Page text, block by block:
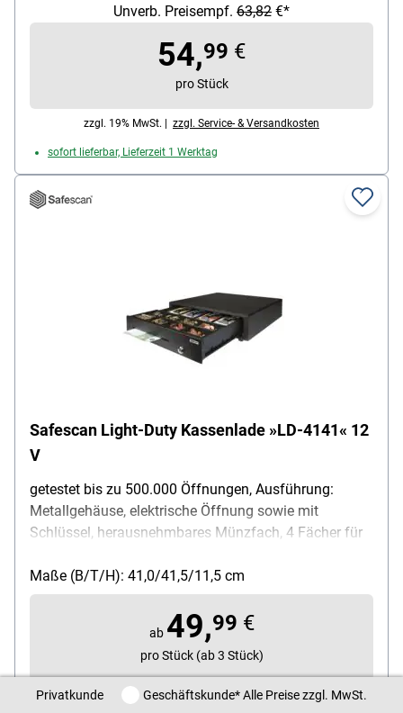
Unverb. Preisempf. 63,82 €*
54,99 €
pro Stück
zzgl. 19% MwSt. | zzgl. Service- & Versandkosten
sofort lieferbar, Lieferzeit 1 Werktag
Safescan Light-Duty Kassenlade »LD-4141« 12
V
getestet bis zu 500.000 Öffnungen, Ausführung:
Metallgehäuse, elektrische Öffnung sowie mit
Schlüssel, herausnehmbares Münzfach, 4 Fächer für
Separierungsschlitz, Strom: 12 V, Stromkabel: RJ12,
Gewicht: 5,5 kg, Material: Stahl/Kunststoff (Schale),
Verriegelung in 3 Positionen (verriegelt, stand-by,
offen), Inhalt pro Pack: Kassenlade, 2-teiliges
Maße (B/T/H): 41,0/41,5/11,5 cm
ab 49,99 €
pro Stück (ab 3 Stück)
zzgl. 19% MwSt. |zzgl. Service- & Versandkosten
PrivatkundePrivatkunde / Geschäftskunde
Geschäftskunde* Alle Preise zzgl. MwSt.